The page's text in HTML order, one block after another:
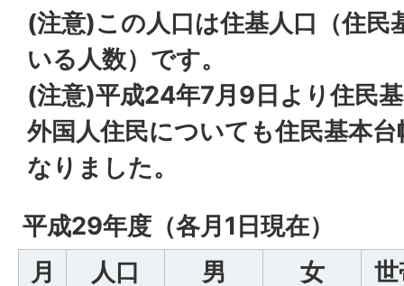
(注意)この人口は住基人口（住民
いる人数）です。
(注意)平成24年7月9日より住民
外国人住民についても住民基本
なりました。
平成29年度（各月1日現在）
月
人口 男 女